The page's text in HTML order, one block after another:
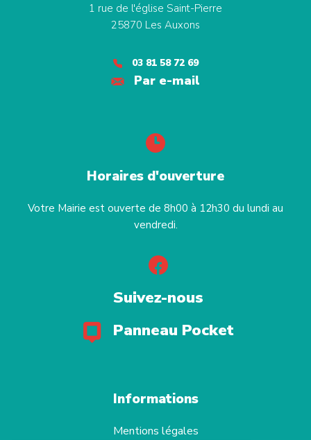
1 rue de l'église Saint-Pierre
25870 Les Auxons
03 81 58 72 69
Par e-mail
Horaires d'ouverture
Votre Mairie est ouverte de 8h00 à 12h30 du lundi au
vendredi.
Suivez-nous
Panneau Pocket
Informations
Mentions légales